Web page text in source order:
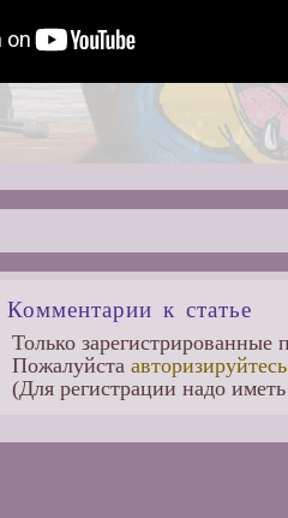
Комментарии к статье
Только зарегистрированные
Пожалуйстаавторизируйтесь
(Для регистрации надо